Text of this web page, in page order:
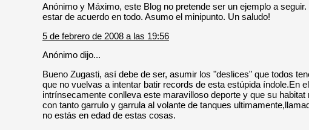
Anónimo y Máximo, este Blog no pretende ser un ejemplo a
estar de acuerdo en todo. Asumo el minipunto. Un saludo!
5 de febrero de 2008 a las 19:56
Anónimo dijo...
Bueno Zugasti, así debe de ser, asumir los "deslices" que todos
que no vuelvas a intentar batir records de esta estúpida índole.En
intrínsecamente conlleva este maravilloso deporte y que su
con tanto garrulo y garrula al volante de tanques
no estás en edad de estas cosas.